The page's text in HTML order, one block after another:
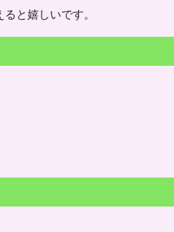
と嬉しいです。